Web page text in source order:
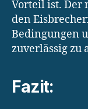
Vorteil ist. Der
den
Bedingungen
zuverlässig zu
Fazit: